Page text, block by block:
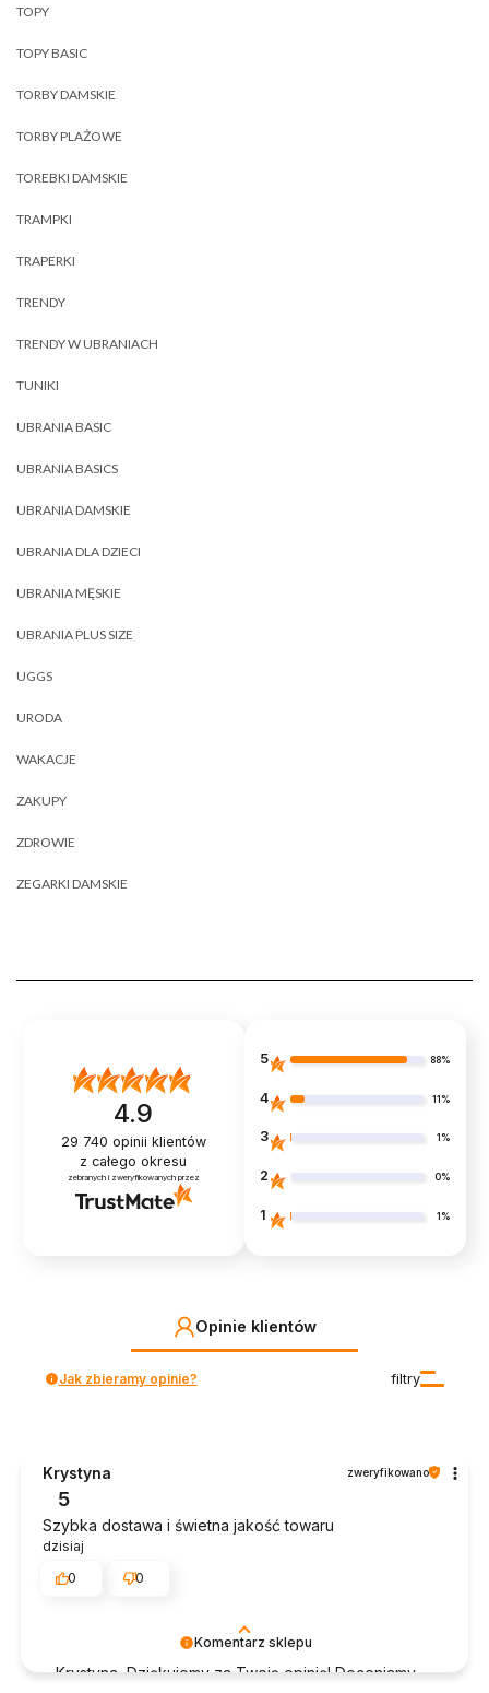
TOPY
TOPY BASIC
TORBY DAMSKIE
TORBY PLAŻOWE
TOREBKI DAMSKIE
TRAMPKI
TRAPERKI
TRENDY
TRENDY W UBRANIACH
TUNIKI
UBRANIA BASIC
UBRANIA BASICS
UBRANIA DAMSKIE
UBRANIA DLA DZIECI
UBRANIA MĘSKIE
UBRANIA PLUS SIZE
UGGS
URODA
WAKACJE
ZAKUPY
ZDROWIE
ZEGARKI DAMSKIE
4.9
29 740 opinii klientów
z całego okresu
zebranych i zweryfikowanych przez
5 88%
4 11%
3 1%
2 0%
1 1%
Opinie klientów
filtry
Jak zbieramy opinie?
Komentarz sklepu
Krystyna, Dziękujemy za Twoją opinię! Doceniamy
Krystyna zweryfikowano
5
Szybka dostawa i świetna jakość towaru
dzisiaj
0
0